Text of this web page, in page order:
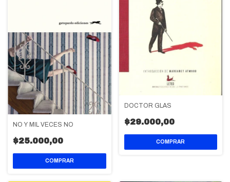
NO Y MIL VECES NO
$25.000,00
DOCTOR GLAS
$29.000,00